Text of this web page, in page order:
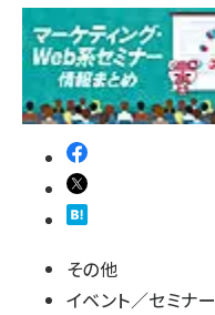
その他
イベント／セミナー